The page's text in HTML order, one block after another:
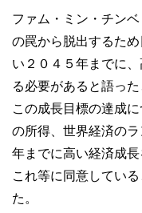
ファム・ミン・チン
の罠から脱出するた
い２０４５年までに
る必要があると語っ
この成長目標の達成
の所得、世界経済の
年までに高い経済成
これ等に同意してい
た。